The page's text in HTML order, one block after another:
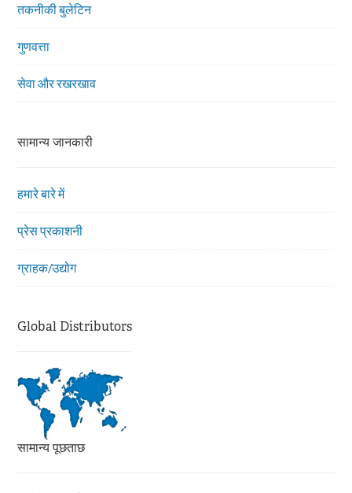
तकनीकी बुलेटिन
गुणवत्ता
सेवा और रखरखाव
सामान्य जानकारी
हमारे बारे में
प्रेस प्रकाशनी
ग्राहक/उद्योग
Global Distributors
सामान्य पूछताछ